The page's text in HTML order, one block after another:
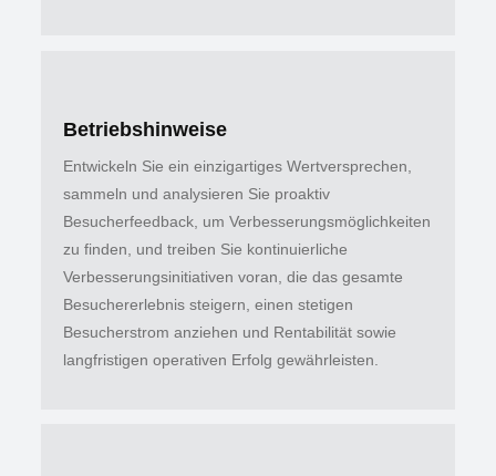
Betriebshinweise
Entwickeln Sie ein einzigartiges Wertversprechen,
sammeln und analysieren Sie proaktiv
Besucherfeedback, um Verbesserungsmöglichkeiten
zu finden, und treiben Sie kontinuierliche
Verbesserungsinitiativen voran, die das gesamte
Besuchererlebnis steigern, einen stetigen
Besucherstrom anziehen und Rentabilität sowie
langfristigen operativen Erfolg gewährleisten.